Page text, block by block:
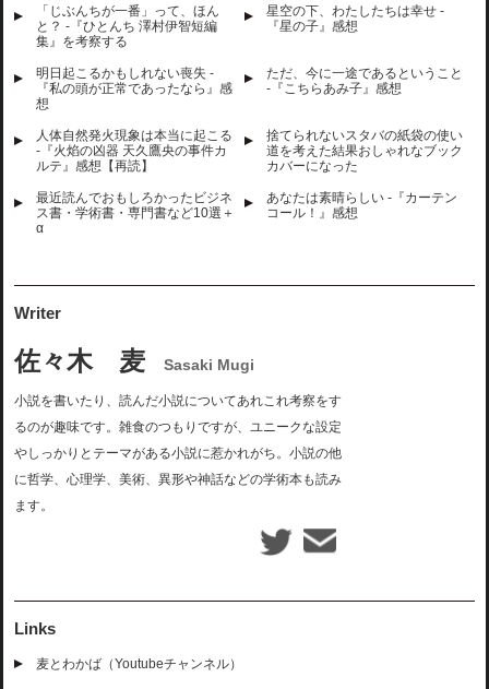
「じぶんちが一番」って、ほん
と？ -『ひとんち 澤村伊智短編
集』を考察する
星空の下、わたしたちは幸せ -
『星の子』感想
明日起こるかもしれない喪失 -
『私の頭が正常であったなら』感
想
ただ、今に一途であるということ
-『こちらあみ子』感想
人体自然発火現象は本当に起こる
-『火焰の凶器 天久鷹央の事件カ
ルテ』感想【再読】
捨てられないスタバの紙袋の使い
道を考えた結果おしゃれなブック
カバーになった
最近読んでおもしろかったビジネ
ス書・学術書・専門書など10選＋
α
あなたは素晴らしい -『カーテン
コール！』感想
Writer
佐々木 麦 Sasaki Mugi
小説を書いたり、読んだ小説についてあれこれ考察をす
るのが趣味です。雑食のつもりですが、ユニークな設定
やしっかりとテーマがある小説に惹かれがち。小説の他
に哲学、心理学、美術、異形や神話などの学術本も読み
ます。
Links
麦とわかば（Youtubeチャンネル）